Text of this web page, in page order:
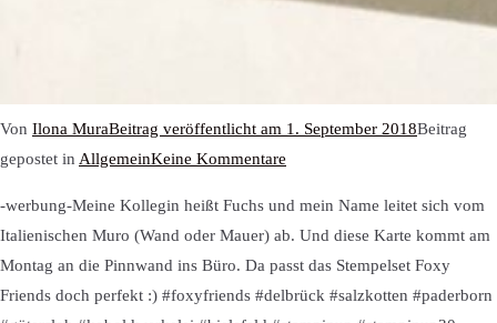
Von Ilona MuraBeitrag veröffentlicht am 1. September 2018Beitrag
gepostet in AllgemeinKeine Kommentare
-werbung-Meine Kollegin heißt Fuchs und mein Name leitet sich vom
Italienischen Muro (Wand oder Mauer) ab. Und diese Karte kommt am
Montag an die Pinnwand ins Büro. Da passt das Stempelset Foxy
Friends doch perfekt :) #foxyfriends #delbrück #salzkotten #paderborn